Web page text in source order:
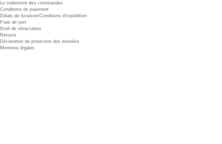
Le traitement des commandes
Conditions de paiement
Délais de livraison/Conditions d'expédition
Frais de port
Droit de rétractation
Retours
Déclaration de protection des données
Mentions légales